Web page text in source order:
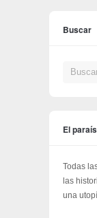
Buscar
El
Todas
las
una